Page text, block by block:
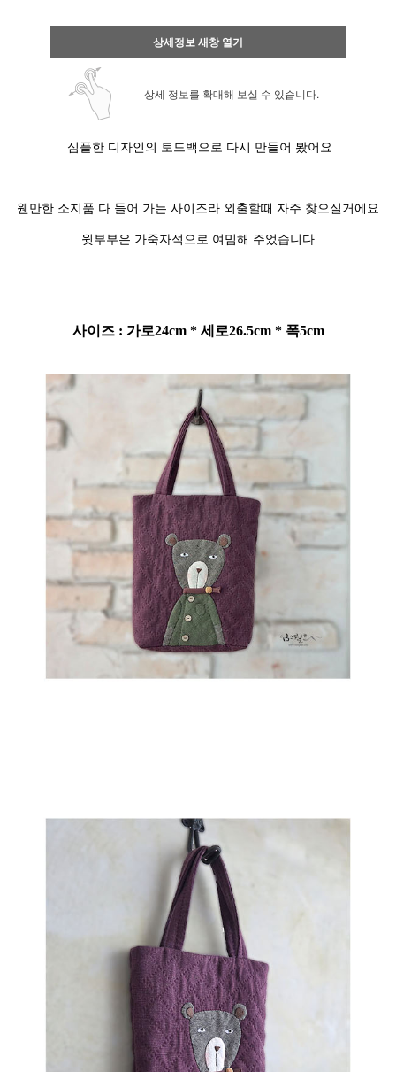
상세정보 새창 열기
상세 정보를 확대해 보실 수 있습니다.
심플한 디자인의 토드백으로 다시 만들어 봤어요
웬만한 소지품 다 들어 가는 사이즈라 외출할때 자주 찾으실거에요
윗부부은 가죽자석으로 여밈해 주었습니다
사이즈 : 가로24cm * 세로26.5cm * 폭5cm